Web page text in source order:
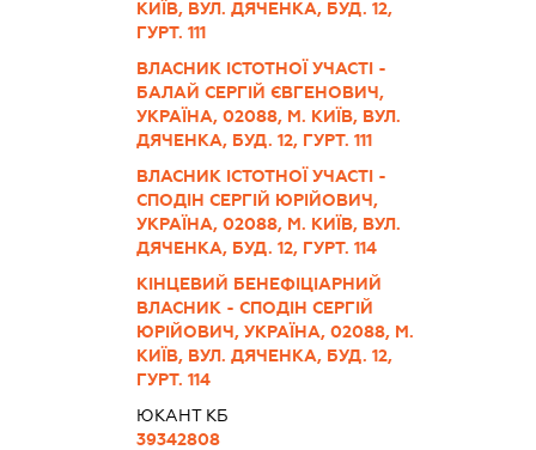
КИЇВ, ВУЛ. ДЯЧЕНКА, БУД. 12,
ГУРТ. 111
ВЛАСНИК ІСТОТНОЇ УЧАСТІ -
БАЛАЙ СЕРГІЙ ЄВГЕНОВИЧ,
УКРАЇНА, 02088, М. КИЇВ, ВУЛ.
ДЯЧЕНКА, БУД. 12, ГУРТ. 111
ВЛАСНИК ІСТОТНОЇ УЧАСТІ -
СПОДІН СЕРГІЙ ЮРІЙОВИЧ,
УКРАЇНА, 02088, М. КИЇВ, ВУЛ.
ДЯЧЕНКА, БУД. 12, ГУРТ. 114
КІНЦЕВИЙ БЕНЕФІЦІАРНИЙ
ВЛАСНИК - СПОДІН СЕРГІЙ
ЮРІЙОВИЧ, УКРАЇНА, 02088, М.
КИЇВ, ВУЛ. ДЯЧЕНКА, БУД. 12,
ГУРТ. 114
ЮКАНТ КБ
39342808